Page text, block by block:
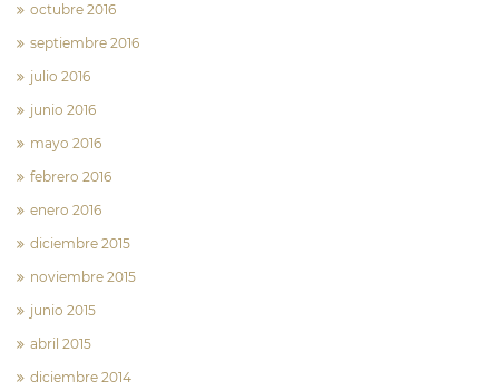
octubre 2016
septiembre 2016
julio 2016
junio 2016
mayo 2016
febrero 2016
enero 2016
diciembre 2015
noviembre 2015
junio 2015
abril 2015
diciembre 2014